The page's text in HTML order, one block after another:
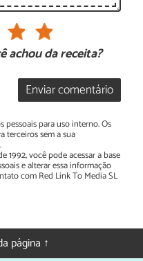
achou da receita?
Enviar comentário
pessoais para uso interno. Os
terceiros sem a sua
1992, você pode acessar a base
e alterar essa informação
com Red Link To Media SL
página ↑